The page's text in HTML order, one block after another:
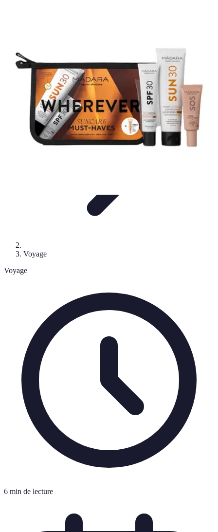
Voyage
Voyage
6 min de lecture